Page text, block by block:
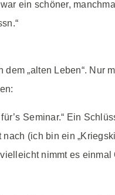
ein schöner,
dem „alten Leben“.
für’s Seminar.“ Ein
nach (ich bin ein
nimmt es einmal